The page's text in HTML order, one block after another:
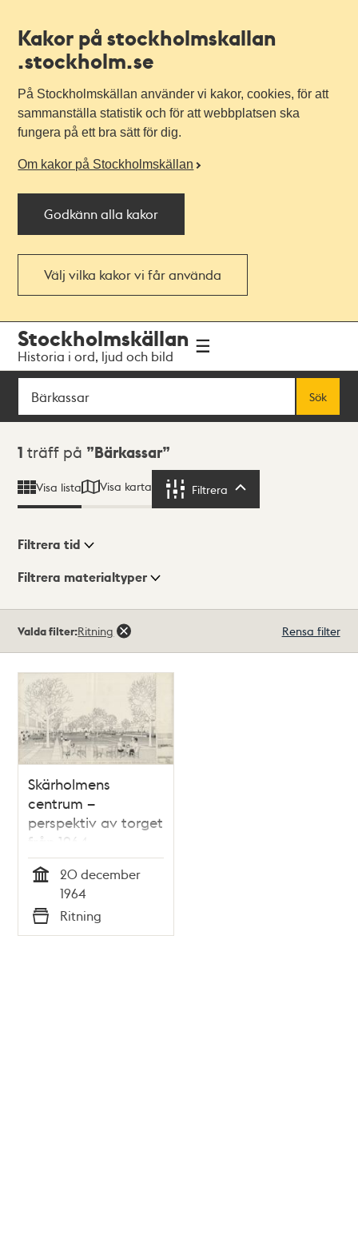
Kakor på stockholmskallan
.stockholm.se
På Stockholmskällan använder vi kakor, cookies, för att
sammanställa statistik och för att webbplatsen ska
fungera på ett bra sätt för dig.
Om kakor på Stockholmskällan
Godkänn alla kakor
Välj vilka kakor vi får använda
navigationen
huvudinnehållet
Stockholmskällan
Historia i ord, ljud och bild
Sök
Sök
Sökresultat
1 träff på Bärkassar
Visa lista Visa karta Filtrera
Visningsläge
Filtrera tid
Filtrera materialtyper
träffar
Valda filter:Ritning Rensa filter
Skärholmens
centrum –
perspektiv av torget
från 1964
20 december
1964
Typ
Ritning